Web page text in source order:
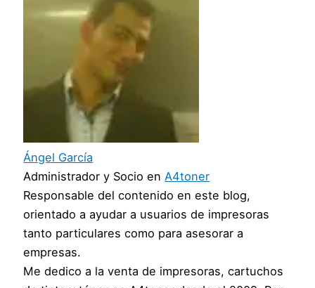
Ángel García
Administrador y Socio enA4toner
Responsable del contenido en este blog,
orientado a ayudar a usuarios de impresoras
tanto particulares como para asesorar a
empresas.
Me dedico a la venta de impresoras, cartuchos